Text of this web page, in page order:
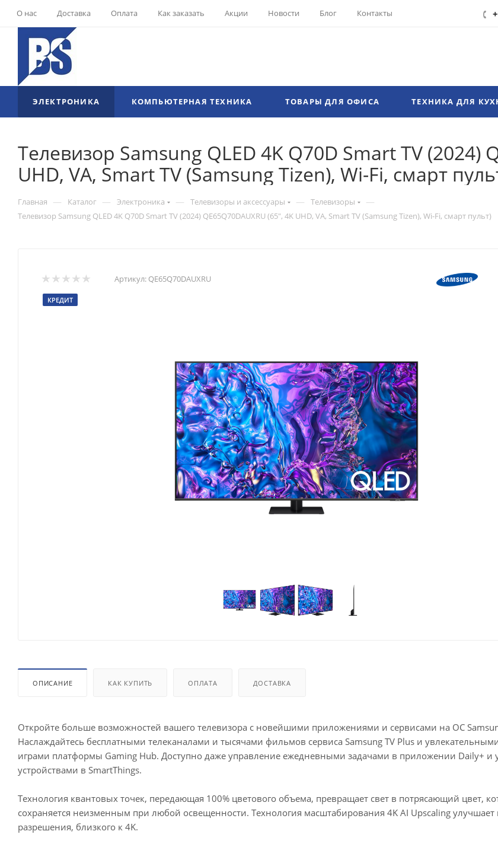
О нас Доставка Оплата Как заказать Акции Новости Блог Контакты
ЭЛЕКТРОНИКА КОМПЬЮТЕРНАЯ ТЕХНИКА ТОВАРЫ ДЛЯ ОФИСА ТЕХНИКА ДЛЯ
Телевизор Samsung QLED 4K Q70D Smart TV (2024)
UHD, VA, Smart TV (Samsung Tizen), Wi-Fi, смарт
Главная — Каталог — Электроника — Телевизоры и аксессуары — Телевизоры —
Телевизор Samsung QLED 4K Q70D Smart TV (2024) QE65Q70DAUXRU (65", 4K UHD, VA, Smart TV (Samsung Tizen), Wi-Fi, смарт пульт)
Артикул: QE65Q70DAUXRU
КРЕДИТ
ОПИСАНИЕ КАК КУПИТЬ ОПЛАТА ДОСТАВКА
Откройте больше возможностей вашего телевизора с новейшими приложениями и сервисами на ОС
Наслаждайтесь бесплатными телеканалами и тысячами фильмов сервиса Samsung TV Plus и
играми платформы Gaming Hub. Доступно даже управление ежедневными задачами в приложении Daily+
устройствами в SmartThings.
Технология квантовых точек, передающая 100% цветового объема, превращает свет в потрясающий цвет,
сохраняется неизменным при любой освещенности. Технология масштабирования 4K AI Upscaling улучшает
разрешения, близкого к 4K.